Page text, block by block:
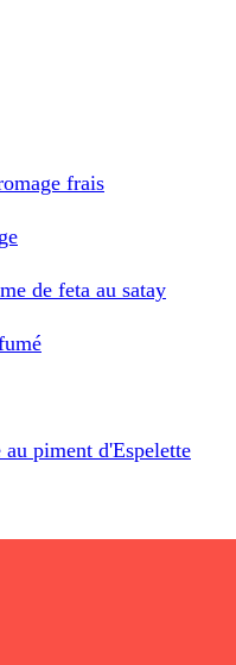
frais
de feta au satay
piment d'Espelette